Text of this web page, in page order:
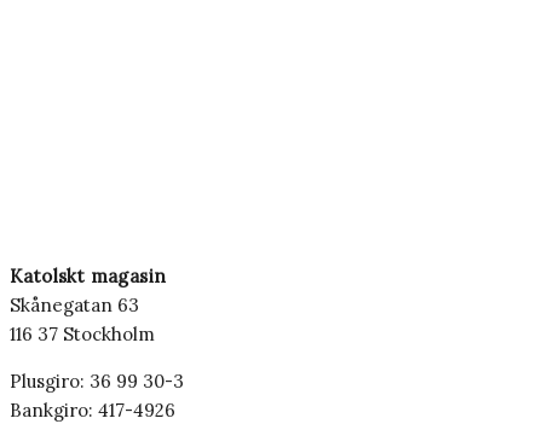
Katolskt magasin
Skånegatan 63
116 37 Stockholm
Plusgiro: 36 99 30-3
Bankgiro: 417-4926